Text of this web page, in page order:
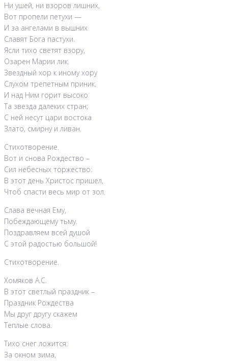
Ни ушей, ни взоров лишних,
Вот пропели петухи —
И за ангелами в вышних
Славят Бога пастухи.
Ясли тихо светят взору,
Озарен Марии лик.
Звездный хор к иному хору
Слухом трепетным приник.
И над Ним горит высоко
Та звезда далеких стран;
С ней несут цари востока
Злато, смирну и ливан.
Стихотворение.
Вот и снова Рождество –
Сил небесных торжество:
В этот день Христос пришел,
Чтоб спасти весь мир от зол.
Слава вечная Ему,
Побеждающему тьму.
Поздравляем всей душой
С этой радостью большой!
Стихотворение.
Хомяков А.С.
В этот светлый праздник –
Праздник Рождества
Мы друг другу скажем
Теплые слова.
Тихо снег ложится:
За окном зима,